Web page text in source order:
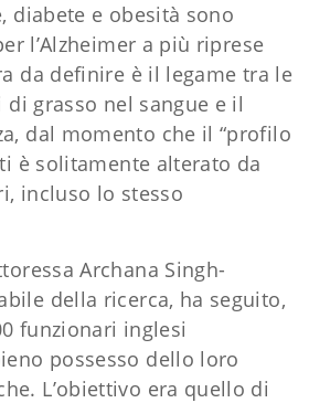
diabete e obesità sono
l’Alzheimer a più riprese
da definire è il legame tra le
grasso nel sangue e il
dal momento che il “profilo
è solitamente alterato da
incluso lo stesso
Archana Singh-
della ricerca, ha seguito,
funzionari inglesi
possesso dello loro
L’obiettivo era quello di